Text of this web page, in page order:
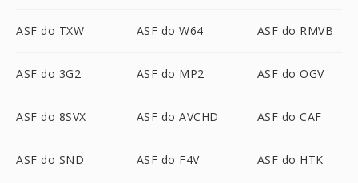
ASF do TXW ASF do W64 ASF do RMVB
ASF do 3G2 ASF do MP2 ASF do OGV
ASF do 8SVX ASF do AVCHD ASF do CAF
ASF do SND ASF do F4V ASF do HTK